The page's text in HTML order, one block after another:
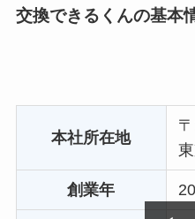
交換できるくんの基本
本社所在地
創業年